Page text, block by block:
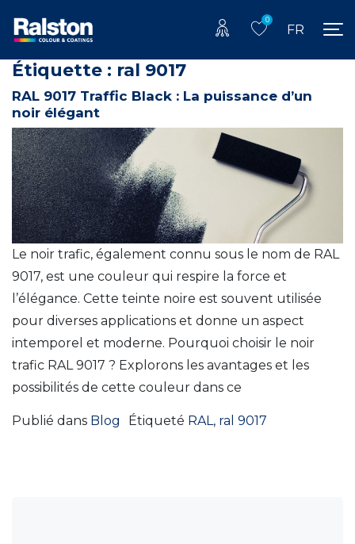
0
FR
Étiquette : ral 9017
RAL 9017 Traffic Black : La puissance d’un
noir élégant
Le noir trafic, également connu sous le nom de RAL
9017, est une couleur qui respire la force et
l’élégance. Cette teinte noire est souvent utilisée
pour diverses applications et donne un aspect
intemporel et moderne. Pourquoi choisir le noir
trafic RAL 9017 ? Explorons les avantages et les
possibilités de cette couleur dans ce
Publié dans Blog Étiqueté RAL , ral 9017